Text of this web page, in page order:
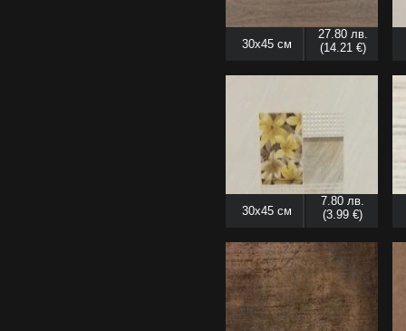
30x45 см
27.80 лв.
(14.21 €)
30x45 см
7.80 лв.
(3.99 €)